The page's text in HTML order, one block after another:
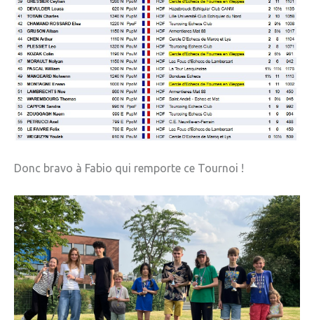
Donc bravo à Fabio qui remporte ce Tournoi !